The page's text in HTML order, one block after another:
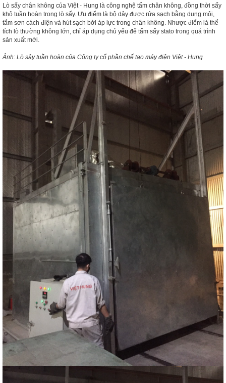
Lò sấy chân không của Việt - Hung là công nghệ tẩm chân không, đồng thời sấy
khô tuần hoàn trong lò sấy. Ưu điểm là bộ dây được rửa sạch bằng dung môi,
tẩm sơn cách điện và hút sạch bởi áp lực trong chân không. Nhược điểm là thể
tích lò thường không lớn, chỉ áp dụng chủ yếu để tẩm sấy stato trong quá trình
sản xuất mới.
Ảnh: Lò sây tuần hoàn của Công ty cổ phần chế tạo máy điện Việt - Hung